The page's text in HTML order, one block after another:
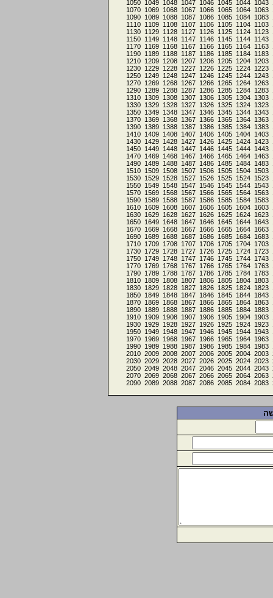
1043
1044
1045
1046
1047
1048
1049
1050
1063
1064
1065
1066
1067
1068
1069
1070
1083
1084
1085
1086
1087
1088
1089
1090
1103
1104
1105
1106
1107
1108
1109
1110
1123
1124
1125
1126
1127
1128
1129
1130
1143
1144
1145
1146
1147
1148
1149
1150
1163
1164
1165
1166
1167
1168
1169
1170
1183
1184
1185
1186
1187
1188
1189
1190
1203
1204
1205
1206
1207
1208
1209
1210
1223
1224
1225
1226
1227
1228
1229
1230
1243
1244
1245
1246
1247
1248
1249
1250
1263
1264
1265
1266
1267
1268
1269
1270
1283
1284
1285
1286
1287
1288
1289
1290
1303
1304
1305
1306
1307
1308
1309
1310
1323
1324
1325
1326
1327
1328
1329
1330
1343
1344
1345
1346
1347
1348
1349
1350
1363
1364
1365
1366
1367
1368
1369
1370
1383
1384
1385
1386
1387
1388
1389
1390
1403
1404
1405
1406
1407
1408
1409
1410
1423
1424
1425
1426
1427
1428
1429
1430
1443
1444
1445
1446
1447
1448
1449
1450
1463
1464
1465
1466
1467
1468
1469
1470
1483
1484
1485
1486
1487
1488
1489
1490
1503
1504
1505
1506
1507
1508
1509
1510
1523
1524
1525
1526
1527
1528
1529
1530
1543
1544
1545
1546
1547
1548
1549
1550
1563
1564
1565
1566
1567
1568
1569
1570
1583
1584
1585
1586
1587
1588
1589
1590
1603
1604
1605
1606
1607
1608
1609
1610
1623
1624
1625
1626
1627
1628
1629
1630
1643
1644
1645
1646
1647
1648
1649
1650
1663
1664
1665
1666
1667
1668
1669
1670
1683
1684
1685
1686
1687
1688
1689
1690
1703
1704
1705
1706
1707
1708
1709
1710
1723
1724
1725
1726
1727
1728
1729
1730
1743
1744
1745
1746
1747
1748
1749
1750
1763
1764
1765
1766
1767
1768
1769
1770
1783
1784
1785
1786
1787
1788
1789
1790
1803
1804
1805
1806
1807
1808
1809
1810
1823
1824
1825
1826
1827
1828
1829
1830
1843
1844
1845
1846
1847
1848
1849
1850
1863
1864
1865
1866
1867
1868
1869
1870
1883
1884
1885
1886
1887
1888
1889
1890
1903
1904
1905
1906
1907
1908
1909
1910
1923
1924
1925
1926
1927
1928
1929
1930
1943
1944
1945
1946
1947
1948
1949
1950
1963
1964
1965
1966
1967
1968
1969
1970
1983
1984
1985
1986
1987
1988
1989
1990
2003
2004
2005
2006
2007
2008
2009
2010
2023
2024
2025
2026
2027
2028
2029
2030
2043
2044
2045
2046
2047
2048
2049
2050
2063
2064
2065
2066
2067
2068
2069
2070
2083
2084
2085
2086
2087
2088
2089
2090